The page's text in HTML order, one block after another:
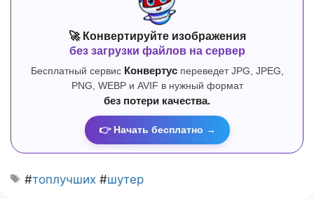
🚀 Конвертируйте изображения
без загрузки файлов на сервер
Бесплатный сервис Конвертуспереведет JPG, JPEG,
PNG, WEBP и AVIF в нужный формат
без потери качества.
👉 Начать бесплатно →
#топлучших #шутер